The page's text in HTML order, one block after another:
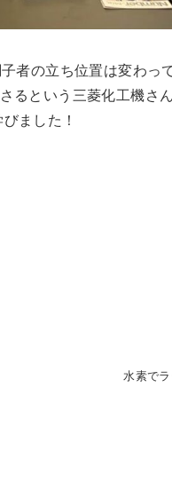
者の立ち位置は変わっ
るという三菱化工機さ
ました！
水素で